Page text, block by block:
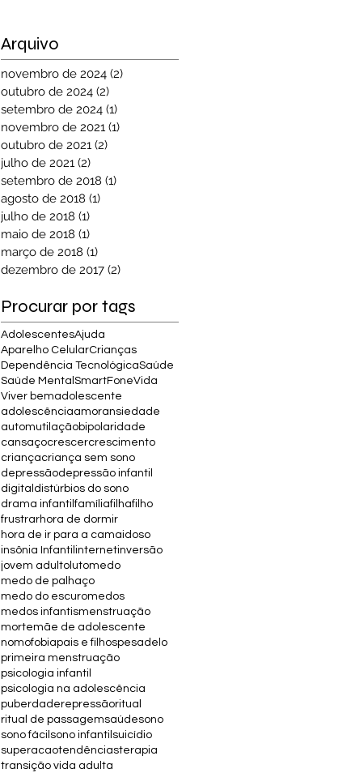
Arquivo
novembro de 2024 (2)
outubro de 2024 (2)
setembro de 2024 (1)
novembro de 2021 (1)
outubro de 2021 (2)
julho de 2021 (2)
setembro de 2018 (1)
agosto de 2018 (1)
julho de 2018 (1)
maio de 2018 (1)
março de 2018 (1)
dezembro de 2017 (2)
Procurar por tags
AdolescentesAjuda
Aparelho CelularCrianças
Dependência TecnológicaSaúde
Saúde Mental SmartFoneVida
Viver bemadolescente
adolescênciaamoransiedade
automutilaçãobipolaridade
cansaçocrescercrescimento
criançacriança sem sono
depressãodepressão infantil
digital distúrbios do sono
drama infantil famíliafilhafilho
frustrarhora de dormir
hora de ir para a camaidoso
insônia Infantil internetinversão
jovem adulto lutomedo
medo de palhaço
medo do escuromedos
medos infantismenstruação
mortemãe de adolescente
nomofobiapais e filhospesadelo
primeira menstruação
psicologia infantil
psicologia na adolescência
puberdaderepressãoritual
ritual de passagemsaúdesono
sono fácil sono infantil suicídio
superacaotendênciasterapia
transição vida adulta